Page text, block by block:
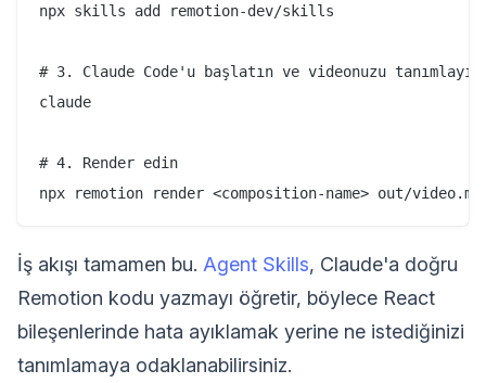
npx skills add remotion-dev/skills
# 3. Claude Code'u başlatın ve videonuzu tanımlayın
claude
# 4. Render edin
İş akışı tamamen bu. Agent Skills, Claude'a doğru
Remotion kodu yazmayı öğretir, böylece React
bileşenlerinde hata ayıklamak yerine ne istediğinizi
tanımlamaya odaklanabilirsiniz.